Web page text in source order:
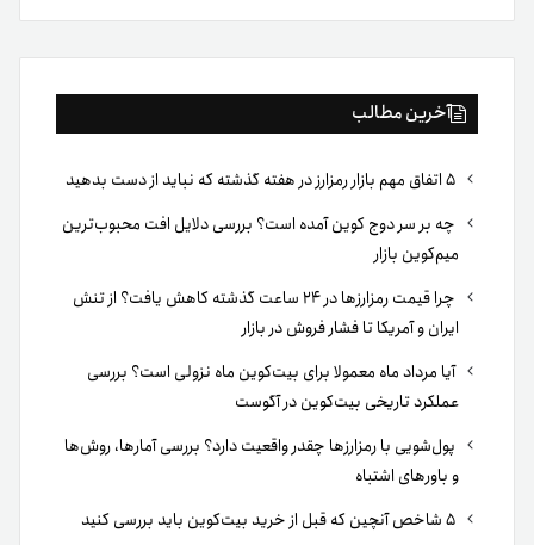
بوک
آخرین مطالب
چه بر سر دوج کوین آمده است؟ بررسی دلایل افت محبوب‌ترین
میم‌کوین بازار
چرا قیمت رمزارزها در ۲۴ ساعت گذشته کاهش یافت؟ از تنش
ایران و آمریکا تا فشار فروش در بازار
آیا مرداد ماه معمولا برای بیت‌کوین ماه نزولی است؟ بررسی
عملکرد تاریخی بیت‌کوین در آگوست
پول‌شویی با رمزارزها چقدر واقعیت دارد؟ بررسی آمارها، روش‌ها
و باورهای اشتباه